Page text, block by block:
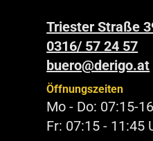
Triester Straße
0316/ 57 24 57
buero@derigo.at
Öffnungszeiten
Mo - Do: 07:15-
Fr: 07:15 - 11:45